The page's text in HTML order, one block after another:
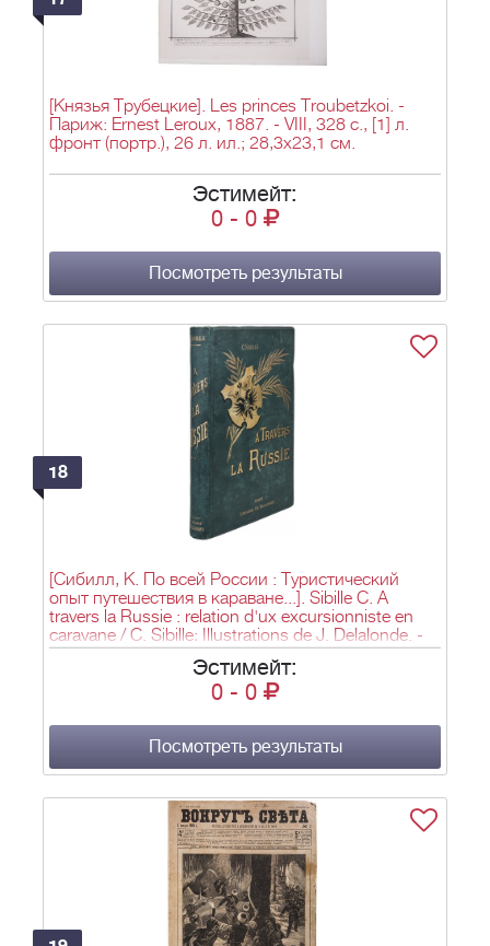
[Князья Трубецкие]. Les princes Troubetzkoi. -
Париж: Ernest Leroux, 1887. - VIII, 328 c., [1] л.
фронт (портр.), 26 л. ил.; 28,3х23,1 см.
Эстимейт:
0 - 0
Посмотреть результаты
18
[Сибилл, К. По всей России : Туристический
опыт путешествия в караване...]. Sibille C. A
travers la Russie : relation d'ux excursionniste en
caravane / C. Sibille; Illustrations de J. Delalonde. -
Париж: Librairie Ch. Delagrave, 1892. - [4], 314 с.:
Эстимейт:
0 - 0
Посмотреть результаты